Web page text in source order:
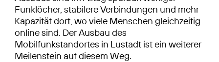
Funklöcher, stabilere Verbindungen und mehr
Kapazität dort, wo viele Menschen gleichzeitig
online sind. Der Ausbau des
Mobilfunkstandortes in Lustadt ist ein weiterer
Meilenstein auf diesem Weg.